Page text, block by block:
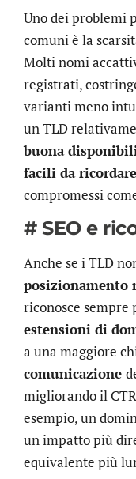
Uno dei problemi
comuni è la
Molti nomi
registrati,
varianti meno
un TLD
buona
facili da ricordare
compromessi
# SEO e
Anche se i TLD
posizionamento
riconosce
estensioni di
a una maggiore
comunicazione
migliorando il
esempio, un
un impatto più
equivalente più